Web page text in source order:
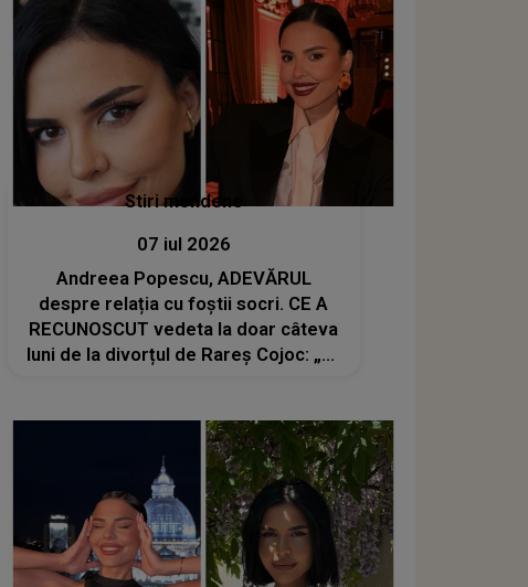
Stiri mondene
07 iul 2026
Andreea Popescu, ADEVĂRUL
despre relația cu foștii socri. CE A
RECUNOSCUT vedeta la doar câteva
luni de la divorțul de Rareș Cojoc: „Mi